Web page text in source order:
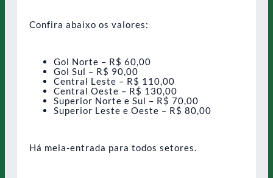
Confira abaixo os valores:
Gol Norte – R$ 60,00
Gol Sul – R$ 90,00
Central Leste – R$ 110,00
Central Oeste – R$ 130,00
Superior Norte e Sul – R$ 70,00
Superior Leste e Oeste – R$ 80,00
Há meia-entrada para todos setores.